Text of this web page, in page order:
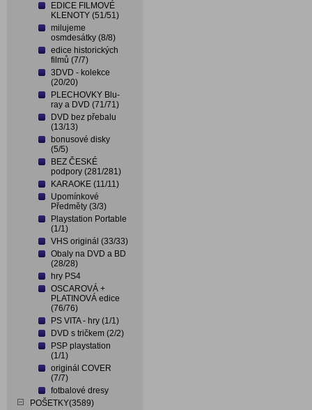
EDICE FILMOVÉ
KLENOTY (51/51)
milujeme
osmdesátky (8/8)
edice historických
filmů (7/7)
3DVD - kolekce
(20/20)
PLECHOVKY Blu-
ray a DVD (71/71)
DVD bez přebalu
(13/13)
bonusové disky
(5/5)
BEZ ČESKÉ
podpory (281/281)
KARAOKE (11/11)
Upomínkové
Předměty (3/3)
Playstation Portable
(1/1)
VHS originál (33/33)
Obaly na DVD a BD
(28/28)
hry PS4
OSCAROVÁ +
PLATINOVÁ edice
(76/76)
PS VITA - hry (1/1)
DVD s tričkem (2/2)
PSP playstation
(1/1)
originál COVER
(7/7)
fotbalové dresy
POŠETKY(3589)